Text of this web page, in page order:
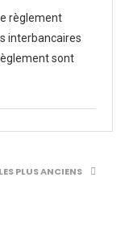
règlement
interbancaires
sont
PLUS ANCIENS